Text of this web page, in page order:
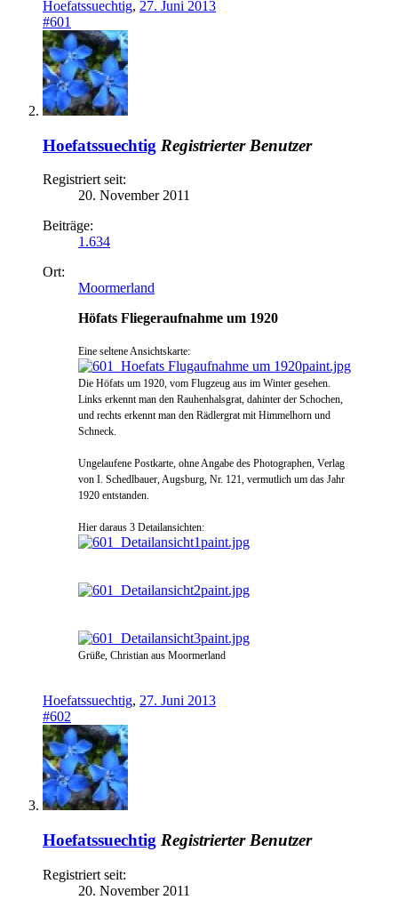
Hoefatssuechtig, 27. Juni 2013
#601
Hoefatssuechtig Registrierter Benutzer
Registriert seit:
20. November 2011
Beiträge:
1.634
Ort:
Moormerland
Höfats Fliegeraufnahme um 1920
Eine seltene Ansichtskarte:
Die Höfats um 1920, vom Flugzeug aus im Winter gesehen.
Links erkennt man den Rauhenhalsgrat, dahinter der Schochen,
und rechts erkennt man den Rädlergrat mit Himmelhorn und
Schneck.
Ungelaufene Postkarte, ohne Angabe des Photographen, Verlag
von I. Schedlbauer, Augsburg, Nr. 121, vermutlich um das Jahr
1920 entstanden.
Hier daraus 3 Detailansichten:
Grüße, Christian aus Moormerland
Hoefatssuechtig, 27. Juni 2013
#602
Hoefatssuechtig Registrierter Benutzer
Registriert seit:
20. November 2011